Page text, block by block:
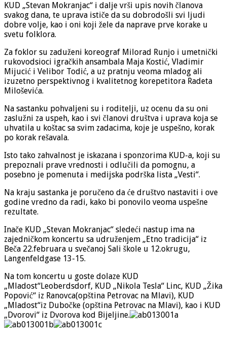
KUD „Stevan Mokranjac“ i dalje vrši upis novih članova
svakog dana, te uprava ističe da su dobrodošli svi ljudi
dobre volje, kao i oni koji žele da naprave prve korake u
svetu folklora.
Za foklor su zaduženi koreograf Milorad Runjo i umetnički
rukovodsioci igračkih ansambala Maja Kostić, Vladimir
Mijucić i Velibor Todić, a uz pratnju veoma mladog ali
izuzetno perspektivnog i kvalitetnog korepetitora Radeta
Miloševića.
Na sastanku pohvaljeni su i roditelji, uz ocenu da su oni
zaslužni za uspeh, kao i svi članovi društva i uprava koja se
uhvatila u koštac sa svim zadacima, koje je uspešno, korak
po korak rešavala.
Isto tako zahvalnost je iskazana i sponzorima KUD-a, koji su
prepoznali prave vrednosti i odlučili da pomognu, a
posebno je pomenuta i medijska podrška lista „Vesti“.
Na kraju sastanka je poručeno da će društvo nastaviti i ove
godine vredno da radi, kako bi ponovilo veoma uspešne
rezultate.
Inače KUD „Stevan Mokranjac“ sledeći nastup ima na
zajedničkom koncertu sa udruženjem „Etno tradicija“ iz
Beča 22.februara u svečanoj Sali škole u 12.okrugu,
Langenfeldgase 13-15.
Na tom koncertu u goste dolaze KUD
„Mladost“Leoberdsdorf, KUD „Nikola Tesla“ Linc, KUD „Žika
Popović“ iz Ranovca(opština Petrovac na Mlavi), KUD
„Mladost“iz Dubočke (opština Petrovac na Mlavi), kao i KUD
„Dvorovi“ iz Dvorova kod Bijeljine.